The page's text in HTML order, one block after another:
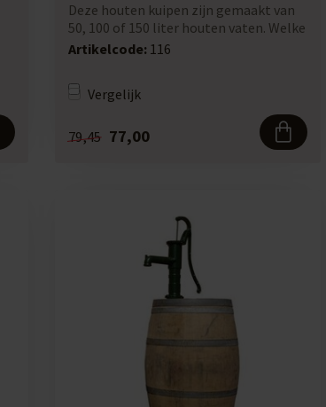
Deze houten kuipen zijn gemaakt van
50, 100 of 150 liter houten vaten. Welke
wee...
Artikelcode: 116
Vergelijk
79,45 77,00